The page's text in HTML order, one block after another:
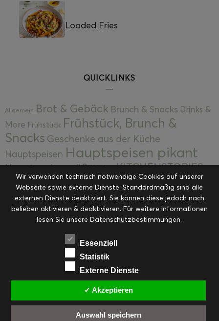
Loaded Fries
QUICKLINKS
Allgemein Brot & Gebäck Brunch & Snacks Drinks &
More Frühstück Frühstück, Brunch &
Snacks Geschenke aus der Küche
Hauptspeisen Hauptspeisen pikant
Hauptspeisen süßKekseKITCHENSTORIES
Kuchen, Torten & Desserts Kuchen und
Desserts Kulinarik Kulinarische Mitbringsel &
Eingemachtes Ohne Kategorie Ostern Resteküche
RezepteSaisonalSliderStartseite
Suppen, Salate & Vorspeisen
Vorspeisen, Salate & Suppen
Weihnachten Workshops & Events
Wir verwenden technisch notwendige Cookies auf unserer
Webseite sowie externe Dienste. Standardmäßig sind alle
externen Dienste deaktiviert. Sie können diese jedoch nach
belieben aktivieren & deaktivieren. Für weitere Informationen
lesen Sie unsere Datenschutzbestimmungen.
Essenziell
Statistik
Externe Dienste
✓ Akzeptieren
Auswahl speichern